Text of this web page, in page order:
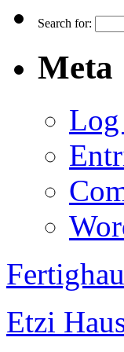
Search for:
Meta
Etzi